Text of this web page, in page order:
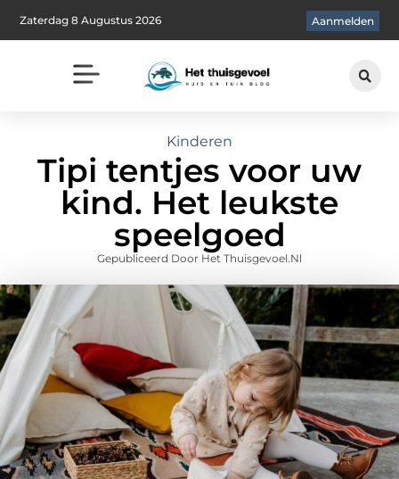
Zaterdag 8 Augustus 2026 Aanmelden
Kinderen
Tipi tentjes voor uw
kind. Het leukste
speelgoed
Gepubliceerd Door Het Thuisgevoel.nl